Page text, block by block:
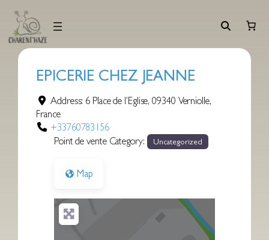
contenu
EPICERIE CHEZ JEANNE
Address: 6 Place de l’Eglise,09340 Verniolle,
France
+33760783156
Point de vente Category:
Uncategorized
Map